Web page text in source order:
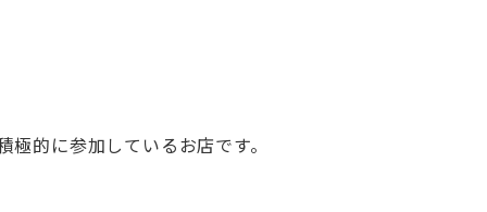
極的に参加しているお店です。